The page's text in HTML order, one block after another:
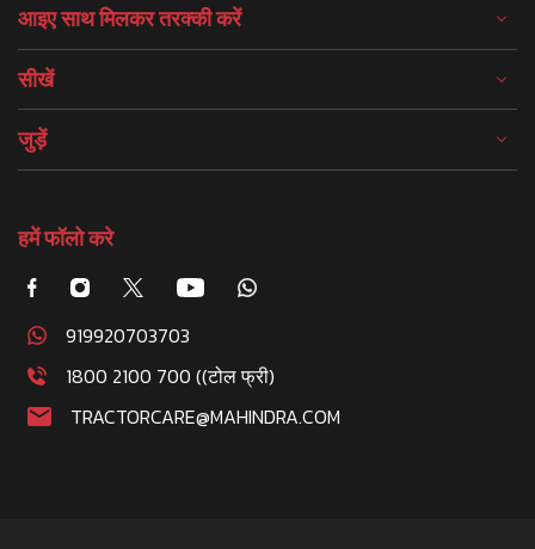
आइए साथ मिलकर तरक्की करें
सीखें
जुड़ें
हमें फॉलो करे
919920703703
1800 2100 700 ((टोल फ्री)
TRACTORCARE@MAHINDRA.COM